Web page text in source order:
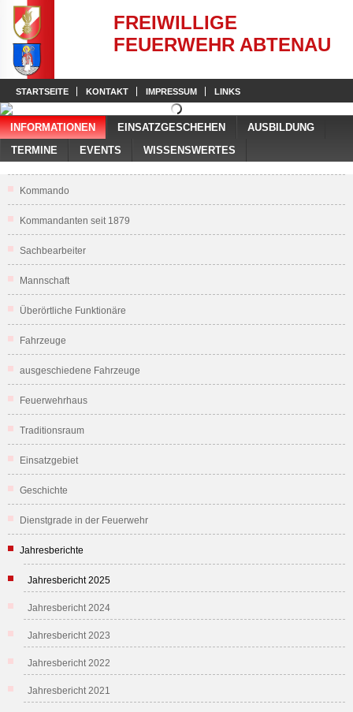
FREIWILLIGE
FEUERWEHR ABTENAU
STARTSEITE KONTAKT IMPRESSUM LINKS
INFORMATIONEN EINSATZGESCHEHEN
AUSBILDUNG
TERMINE
EVENTS WISSENSWERTES
Kommando
Kommandanten seit 1879
Sachbearbeiter
Mannschaft
Überörtliche Funktionäre
Fahrzeuge
ausgeschiedene Fahrzeuge
Feuerwehrhaus
Traditionsraum
Einsatzgebiet
Geschichte
Dienstgrade in der Feuerwehr
Jahresberichte
Jahresbericht 2025
Jahresbericht 2024
Jahresbericht 2023
Jahresbericht 2022
Jahresbericht 2021